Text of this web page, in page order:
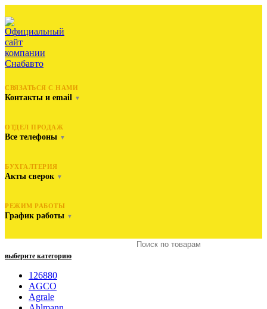
СВЯЗАТЬСЯ С НАМИ
Контакты и email ▼
ОТДЕЛ ПРОДАЖ
Все телефоны ▼
БУХГАЛТЕРИЯ
Акты сверок ▼
РЕЖИМ РАБОТЫ
График работы ▼
выберите категорию
126880
AGCO
Agrale